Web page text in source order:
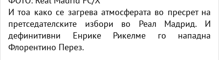
И тоа како се загрева атмосферата во пресрет на
претседателските избори во Реал Мадрид. И
дефинитивни Енрике Рикелме го нападна
Флорентино Перез.